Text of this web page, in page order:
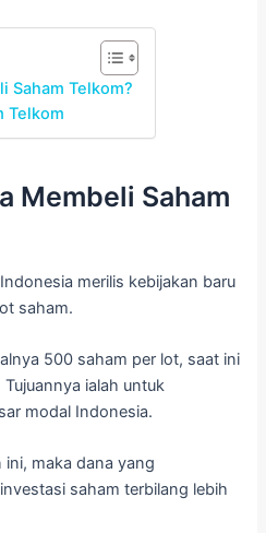
Saham Telkom?
Telkom
Membeli Saham
merilis kebijakan baru
saham.
500 saham per lot, saat ini
ialah untuk
modal Indonesia.
ini, maka dana yang
saham terbilang lebih